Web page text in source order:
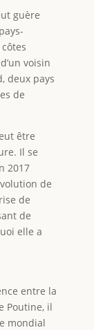
guère
voisin
deux pays
de
être
Il se
2017
de
de
de
elle a
entre la
Poutine, il
mondial